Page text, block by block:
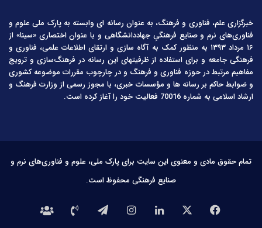
خبرگزاری علم، فناوری و فرهنگ، به عنوان رسانه ای وابسته به پارک ملی علوم و
فناوری‌های نرم و صنایع فرهنگیِ جهاددانشگاهی و با عنوان اختصاری «سینا» از
۱۶ مرداد ۱۳۹۳ به منظور کمک به آگاه سازی و ارتقای اطلاعات علمی، فناوری و
فرهنگی جامعه و برای استفاده از ظرفیتهای این رسانه در فرهنگ‌سازی و ترویج
مفاهیم مرتبط در حوزه فناوری و فرهنگ و در چارچوب مقررات موضوعه کشوری
و ضوابط حاکم بر رسانه ها و مؤسسات خبری، با مجوز رسمی از وزارت فرهنگ و
ارشاد اسلامی به شماره 70016 فعالیت خود را آغاز کرده است.
تمام حقوق مادی و معنوی این سایت برای پارک ملی، علوم و فناوری‌های نرم و
صنایع فرهنگی محفوظ است.
فیس لینکدیناینستاگرامتلگرامتماس درباره